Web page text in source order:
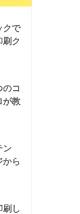
クで
刷ク
のコ
が教
ン
から
刷し